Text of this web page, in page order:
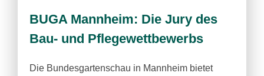
BUGA Mannheim: Die Jury des
Bau- und Pflegewettbewerbs
Die Bundesgartenschau in Mannheim bietet